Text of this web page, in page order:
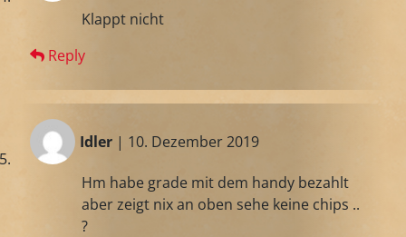
Klappt nicht
Reply
Idler | 10. Dezember 2019
Hm habe grade mit dem handy bezahlt
aber zeigt nix an oben sehe keine chips ..
?